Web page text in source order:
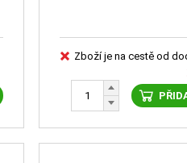
Zboží je na cestě od